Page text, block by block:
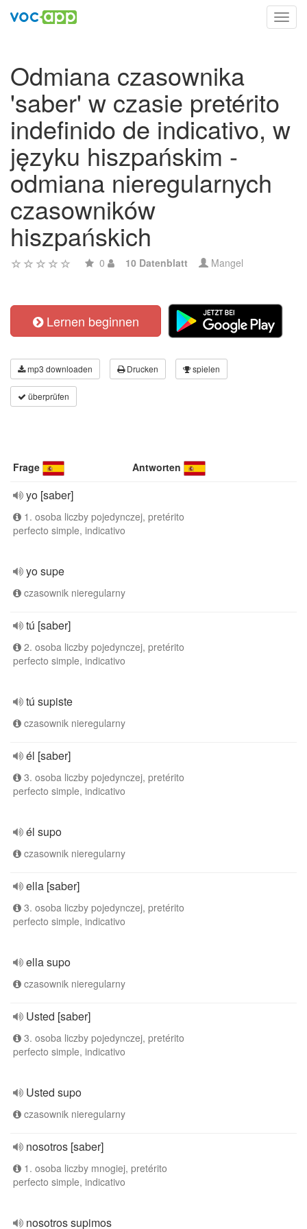
Odmiana czasownika
'saber' w czasie pretérito
indefinido de indicativo, w
języku hiszpańskim -
odmiana nieregularnych
czasowników
hiszpańskich
0 10 Datenblatt Mangel
Lernen beginnen
mp3 downloaden Drucken spielen
überprüfen
Frage Antworten
yo [saber]
1. osoba liczby pojedynczej, pretérito
perfecto simple, indicativo
yo supe
czasownik nieregularny
tú [saber]
2. osoba liczby pojedynczej, pretérito
perfecto simple, indicativo
tú supiste
czasownik nieregularny
él [saber]
3. osoba liczby pojedynczej, pretérito
perfecto simple, indicativo
él supo
czasownik nieregularny
ella [saber]
3. osoba liczby pojedynczej, pretérito
perfecto simple, indicativo
ella supo
czasownik nieregularny
Usted [saber]
3. osoba liczby pojedynczej, pretérito
perfecto simple, indicativo
Usted supo
czasownik nieregularny
nosotros [saber]
1. osoba liczby mnogiej, pretérito
perfecto simple, indicativo
nosotros supimos